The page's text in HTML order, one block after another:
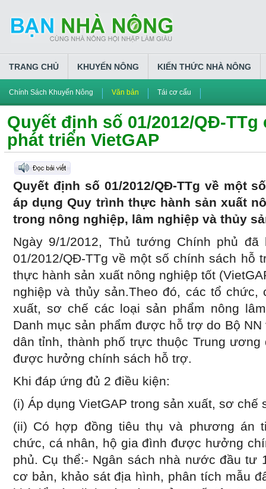
TRANG CHỦ KHUYẾN NÔNG KIẾN THỨC NHÀ NÔNG
Chính Sách Khuyến Nông Văn bản Tái cơ cấu
Quyết định số 01/2012/QĐ-
phát triển VietGAP
Quyết định số 01/2012/QĐ-TTg về một
áp dụng Quy trình thực hành sản xuất
trong nông nghiệp, lâm nghiệp và thủy
Ngày 9/1/2012, Thủ tướng Chính phủ đã
01/2012/QĐ-TTg về một số chính sách hỗ
thực hành sản xuất nông nghiệp tốt
nghiệp và thủy sản.Theo đó, các tổ chức,
xuất, sơ chế các loại sản phẩm nông
Danh mục sản phẩm được hỗ trợ do Bộ
dân tỉnh, thành phố trực thuộc Trung
được hưởng chính sách hỗ trợ.
Khi đáp ứng đủ 2 điều kiện:
(i) Áp dụng VietGAP trong sản xuất, sơ chế
(ii) Có hợp đồng tiêu thụ và phương án
chức, cá nhân, hộ gia đình được hưởng
phủ. Cụ thể:- Ngân sách nhà nước đầu tư
cơ bản, khảo sát địa hình, phân tích mẫu